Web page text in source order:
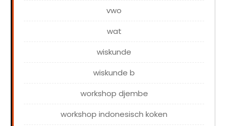
vwo
wat
wiskunde
wiskunde b
workshop djembe
workshop indonesisch koken